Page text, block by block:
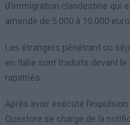
d’immigration clandestine qui
amende de 5.000 à 10.000
Les étrangers pénétrant ou
en Italie sont traduits devant le
rapatriés.
Après avoir exécuté
Questore se charge de la